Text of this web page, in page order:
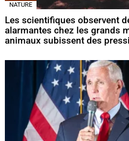
NATURE
Les scientifiques observent
alarmantes chez les grands
animaux subissent des